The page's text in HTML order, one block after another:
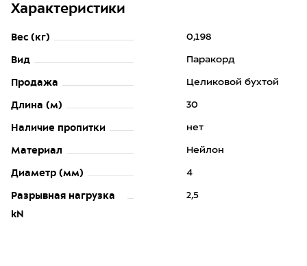
Характеристики
Вес (кг) 0,198
Вид Паракорд
Продажа Целиковой бухтой
Длина (м) 30
Наличие пропитки нет
Материал Нейлон
Диаметр (мм) 4
Разрывная нагрузка
kN
2,5